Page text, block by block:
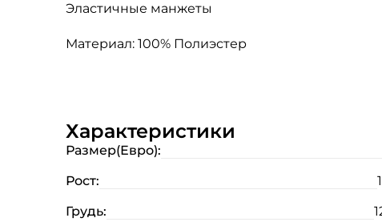
Эластичные манжеты
Материал: 100% Полиэстер
Характеристики
Размер(Евро):
Рост:
Грудь: